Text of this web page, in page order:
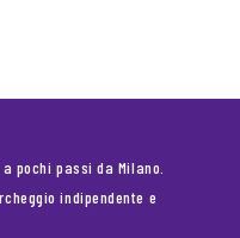
pochi passi da Milano.
indipendente e